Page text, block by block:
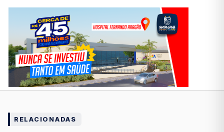
RELACIONADAS